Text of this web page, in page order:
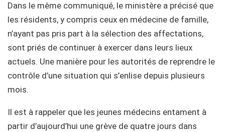
Dans le même communiqué, le ministère a précisé que
les résidents, y compris ceux en médecine de famille,
n’ayant pas pris part à la sélection des affectations,
sont priés de continuer à exercer dans leurs lieux
actuels. Une manière pour les autorités de reprendre le
contrôle d’une situation qui s’enlise depuis plusieurs
mois.
Il est à rappeler que les jeunes médecins entament à
partir d’aujourd’hui une grève de quatre jours dans